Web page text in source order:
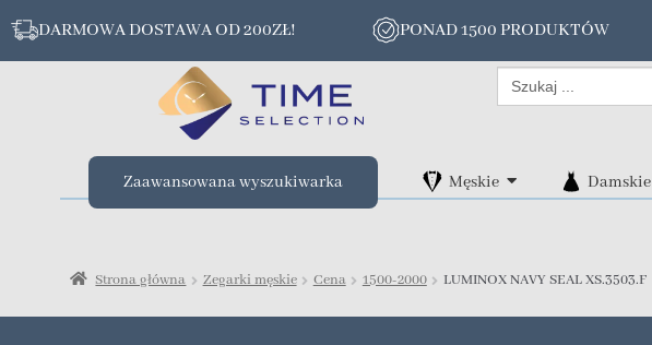
DARMOWA DOSTAWA OD 200ZŁ! PONAD 1500 PRODUKTÓW
Search
for:
Zaawansowana wyszukiwarka Męskie Damskie
Strona główna Zegarki męskie Cena 1500-2000 LUMINOX NAVY SEAL XS.3503.F